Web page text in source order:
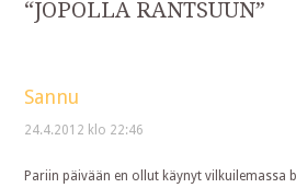
“JOPOLLA RANTSUUN”
Sannu
24.4.2012 klo 22:46
Pariin päivään en ollut käynyt vilkuilemassa